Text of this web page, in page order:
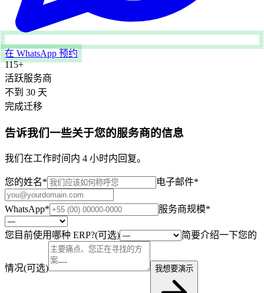
在 WhatsApp 预约
115+
活跃服务商
不到 30 天
完成迁移
告诉我们一些关于您的服务商的信息
我们在工作时间内 4 小时内回复。
您的姓名* 电子邮件*
WhatsApp* 服务商规模*
您目前使用哪种 ERP?(可选) 简要介绍一下您的
情况(可选) 我想要演示